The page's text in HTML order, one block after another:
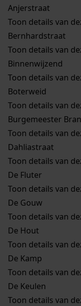
Anjerstraat
Toon details van
Bernhardstraat
Toon details van
Binnenwijzend
Toon details van
Boterweid
Toon details van
Burgemeester
Toon details van
Dahliastraat
Toon details van
De Fluter
Toon details van
De Gouw
Toon details van
De Hout
Toon details van
De Kamp
Toon details van
De Keulen
Toon details van